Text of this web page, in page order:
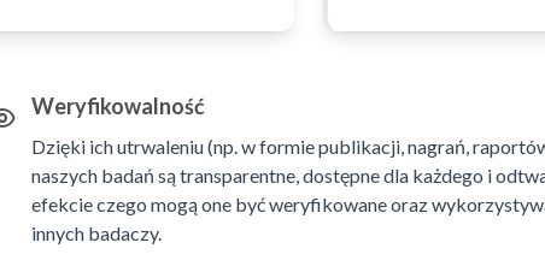
Weryfikowalność
Dzięki ich utrwaleniu (np. w formie publikacji, nagrań,
naszych badań są transparentne, dostępne dla każdego i
efekcie czego mogą one być weryfikowane oraz
innych badaczy.